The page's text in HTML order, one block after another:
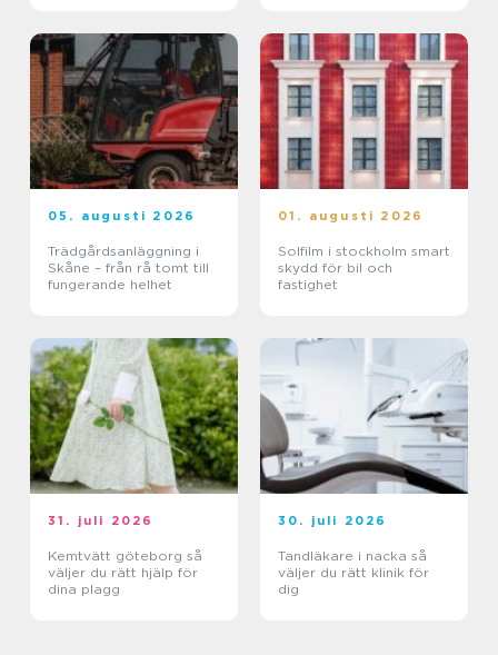
05. augusti 2026
Trädgårdsanläggning i
Skåne – från rå tomt till
fungerande helhet
01. augusti 2026
Solfilm i stockholm smart
skydd för bil och
fastighet
31. juli 2026
Kemtvätt göteborg så
väljer du rätt hjälp för
dina plagg
30. juli 2026
Tandläkare i nacka så
väljer du rätt klinik för
dig